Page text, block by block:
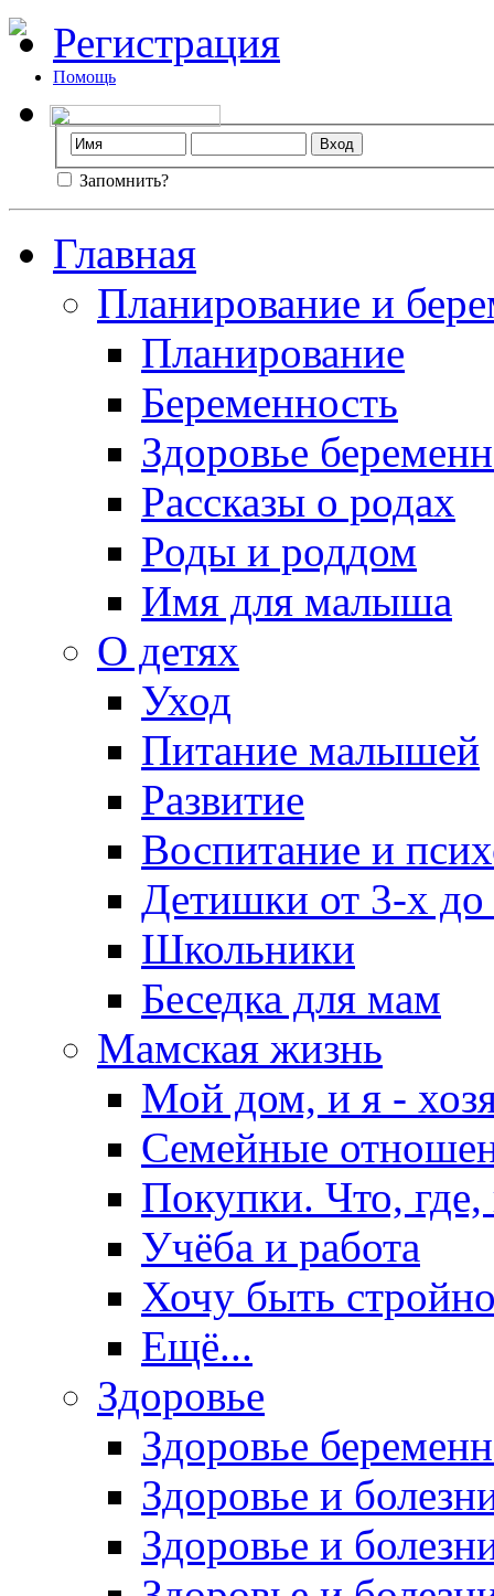
Регистрация
Помощь
Запомнить?
Главная
Планирование и
Планирование
Беременность
Здоровье
Рассказы о родах
Роды и роддом
Имя для малыша
О детях
Уход
Питание малышей
Развитие
Воспитание и
Детишки от 3-х
Школьники
Беседка для мам
Мамская жизнь
Мой дом, и я -
Семейные
Покупки. Что, где,
Учёба и работа
Хочу быть
Ещё...
Здоровье
Здоровье
Здоровье и
Здоровье и